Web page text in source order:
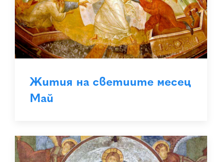
Жития на светиите месец
Май